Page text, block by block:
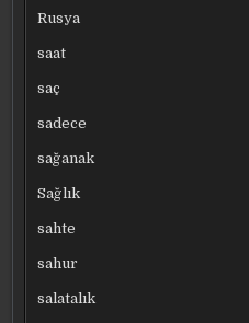
Rusya
saat
saç
sadece
sağanak
Sağlık
sahte
sahur
salatalık